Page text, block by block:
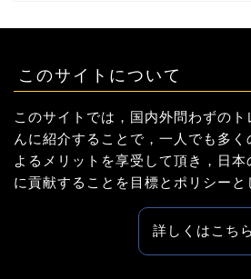
このサイトについて
このサイトでは，国内外問わずのト
んに紹介することで，一人でも多
よるメリットを享受して頂き，日
に貢献することを目標とポリシーと
詳しくはこちら